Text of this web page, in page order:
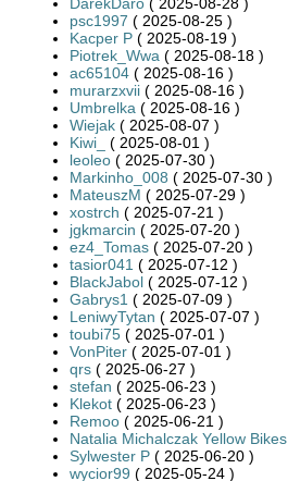
psc1997 ( 2025-08-25 )
Kacper P ( 2025-08-19 )
Piotrek_Wwa ( 2025-08-18 )
ac65104 ( 2025-08-16 )
murarzxvii ( 2025-08-16 )
Umbrelka ( 2025-08-16 )
Wiejak ( 2025-08-07 )
Kiwi_
( 2025-08-01 )
leoleo ( 2025-07-30 )
Markinho_008 ( 2025-07-30 )
MateuszM ( 2025-07-29 )
xostrch ( 2025-07-21 )
jgkmarcin ( 2025-07-20 )
ez4_Tomas ( 2025-07-20 )
tasior041 ( 2025-07-12 )
BlackJabol ( 2025-07-12 )
Gabrys1 ( 2025-07-09 )
LeniwyTytan ( 2025-07-07 )
toubi75 ( 2025-07-01 )
VonPiter ( 2025-07-01 )
qrs ( 2025-06-27 )
stefan ( 2025-06-23 )
Klekot ( 2025-06-23 )
Remoo ( 2025-06-21 )
Natalia Michalczak Yellow Bikes
Sylwester P ( 2025-06-20 )
wycior99 ( 2025-05-24 )